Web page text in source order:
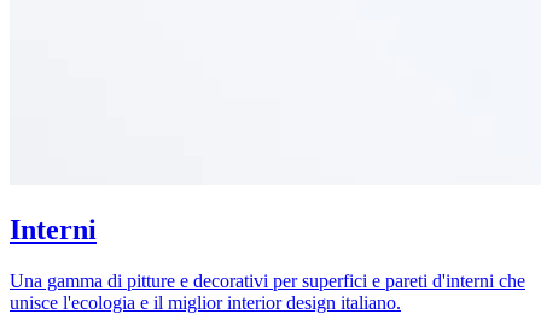
Interni
Una gamma di pitture e decorativi per superfici e pareti d'interni che
unisce l'ecologia e il miglior interior design italiano.